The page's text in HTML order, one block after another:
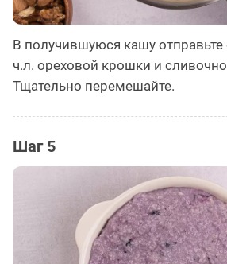
В получившуюся кашу отправьте
ч.л. ореховой крошки и
Тщательно перемешайте.
Шаг 5